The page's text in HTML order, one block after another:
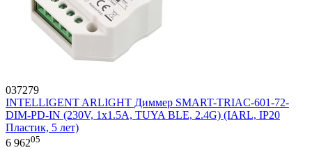
037279
INTELLIGENT ARLIGHT Диммер SMART-TRIAC-601-72-
DIM-PD-IN (230V, 1x1.5A, TUYA BLE, 2.4G) (IARL, IP20
Пластик, 5 лет)
6 96205